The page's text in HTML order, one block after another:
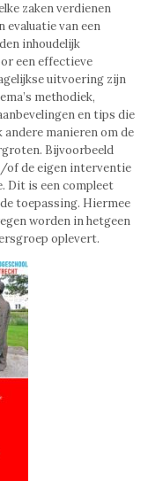
zaken verdienen
evaluatie van een
inhoudelijk
een effectieve
uitvoering zijn
methodiek,
en tips die
manieren om de
Bijvoorbeeld
of de eigen interventie
Dit is een compleet
toepassing. Hiermee
worden in hetgeen
oplevert.